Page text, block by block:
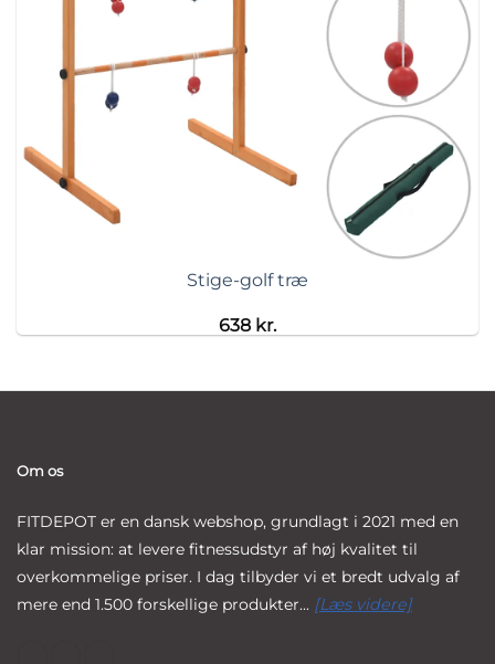
Stige-golf træ
638 kr.
Om os
FITDEPOT er en dansk webshop, grundlagt i 2021 med en
klar mission: at levere fitnessudstyr af høj kvalitet til
overkommelige priser. I dag tilbyder vi et bredt udvalg af
mere end 1.500 forskellige produkter... [Læs videre]